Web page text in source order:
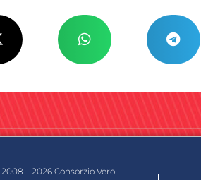
2008 – 2026 Consorzio Vero